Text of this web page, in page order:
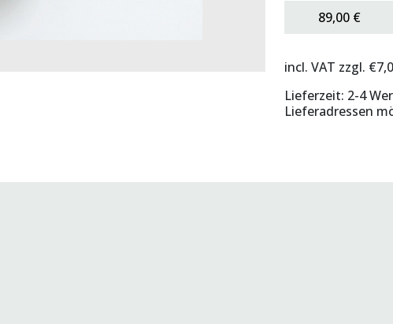
89,00 €
incl. VAT zzgl.
Lieferzeit: 2-4
Lieferadressen